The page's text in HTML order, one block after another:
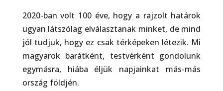
2020-ban volt 100 éve, hogy a rajzolt határok
ugyan látszólag elválasztanak minket, de mind
jól tudjuk, hogy ez csak térképeken létezik. Mi
magyarok barátként, testvérként gondolunk
egymásra, hiába éljük napjainkat más-más
ország földjén.